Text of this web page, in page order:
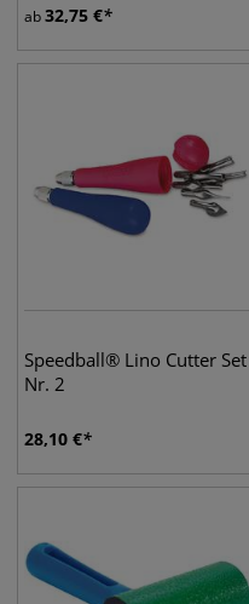
ab32,75 €
Speedball® Lino Cutter Set
Nr. 2
28,10 €